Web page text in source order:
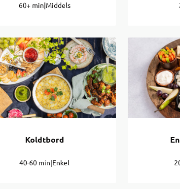
60+ min|Middels
Koldtbord
40-60 min|Enkel